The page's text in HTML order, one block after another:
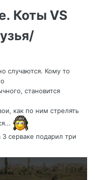
Коты VS
случаются. Кому то
становится
как по ним стрелять
серваке подарил три